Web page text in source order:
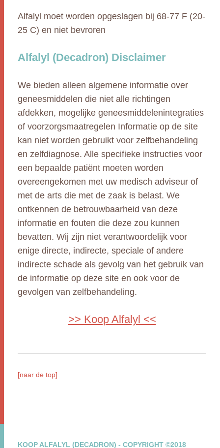
Alfalyl moet worden opgeslagen bij 68-77 F (20-
25 C) en niet bevroren
Alfalyl (Decadron) Disclaimer
We bieden alleen algemene informatie over
geneesmiddelen die niet alle richtingen
afdekken, mogelijke geneesmiddelenintegraties
of voorzorgsmaatregelen Informatie op de site
kan niet worden gebruikt voor zelfbehandeling
en zelfdiagnose. Alle specifieke instructies voor
een bepaalde patiënt moeten worden
overeengekomen met uw medisch adviseur of
met de arts die met de zaak is belast. We
ontkennen de betrouwbaarheid van deze
informatie en fouten die deze zou kunnen
bevatten. Wij zijn niet verantwoordelijk voor
enige directe, indirecte, speciale of andere
indirecte schade als gevolg van het gebruik van
de informatie op deze site en ook voor de
gevolgen van zelfbehandeling.
>> Koop Alfalyl <<
[naar de top]
KOOP ALFALYL (DECADRON) - COPYRIGHT ©2018